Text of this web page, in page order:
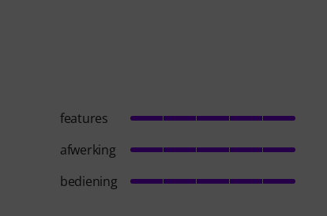
features
afwerking
bediening